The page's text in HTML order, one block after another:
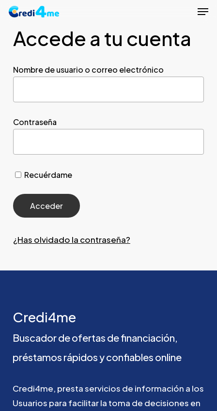
Skip
mainAccede a tu cuenta
Nombre de usuario o correo electrónico
Contraseña
Recuérdame
¿Has olvidado la contraseña?
Credi4me
Buscadordeofertas definanciación,
préstamos rápidosyconfiables online
Credi4me, prestaservicios de información a los
Usuarios para facilitarla toma de decisiones en